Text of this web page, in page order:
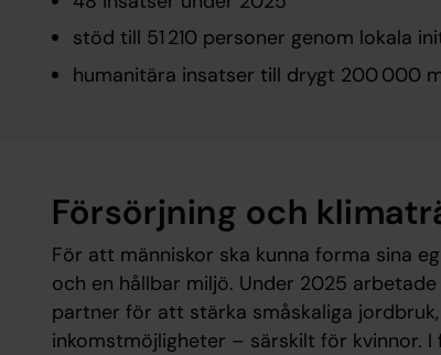
stöd till 51 210 personer genom lokala
humanitära insatser till drygt 200 000
Försörjning och
För att människor ska kunna forma sina
och en hållbar miljö. Under 2025
partner för att stärka småskaliga
inkomstmöjligheter – särskilt för kvinnor.